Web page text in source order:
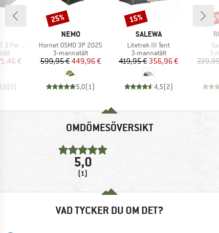
Person
pris
€
(0)
VARUMÄRKE
NEMO
Produkter
Hornet OSMO 3P 2025
Produktgrupp
3-mannatält
Pris
599,95 €Reducerat pris
449,96 €
5,0(1)
Rabatt
25%
VARUMÄRKE
SALEWA
Produkter
Litetrek III Tent
Produktgrupp
3-mannatält
Pris
419,95 € Reducerat pris
356,96 €
4,5(2)
Rabatt
15%
3-
OMDÖMESÖVERSIKT
5,0
(1)
VAD TYCKER DU OM DET?